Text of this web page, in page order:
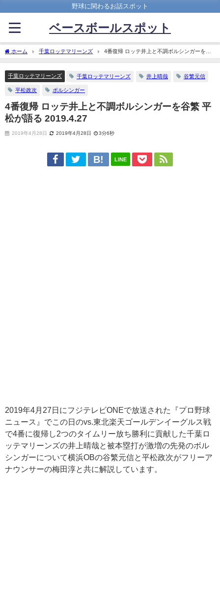
野球に関わるお話スポット
ベースボールスポット
ホーム 千葉ロッテマリーンズ
4番復帰 ロッテ井上と不調ボルシンガーを谷
繁 平松が語る 2019.4.27
千葉ロッテマリーンズ 千葉ロッテマリーンズ 井上晴哉 谷繁元信
平松政次 ボルシンガー
4番復帰 ロッテ井上と不調ボルシンガーを谷繁 平
松が語る 2019.4.27
2019年4月28日 2019年4月28日 3分6秒
LINE
2019年4 月 27 日にフジテレビONEで放送された『プロ野球
ニュース』でこの日のvs. 東北楽天ゴールデンイーグルス戦
で4番に復帰し 2つのタイムリー放ち勝利に貢献した千葉ロ
ッテマリーンズの井上晴哉と被本塁打が激増の先発のボル
シンガーについて横浜OBの谷繁元信と平松政次がフリーア
ナウンサーの梅田淳と共に解説しています。